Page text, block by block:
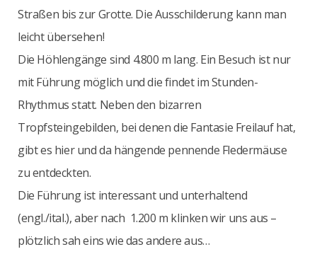
Straßen bis zur Grotte. Die Ausschilderung kann man
leicht übersehen!
Die Höhlengänge sind 4.800 m lang. Ein Besuch ist nur
mit Führung möglich und die findet im Stunden-
Rhythmus statt. Neben den bizarren
Tropfsteingebilden, bei denen die Fantasie Freilauf hat,
gibt es hier und da hängende pennende Fledermäuse
zu entdeckten.
Die Führung ist interessant und unterhaltend
(engl./ital.), aber nach 1.200 m klinken wir uns aus –
plötzlich sah eins wie das andere aus…